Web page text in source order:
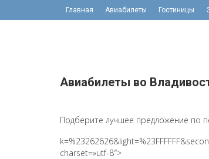
Главная Авиабилеты Гостиницы
Авиабилеты во
Подберите лучшее предложение по
charset=»utf-8″>